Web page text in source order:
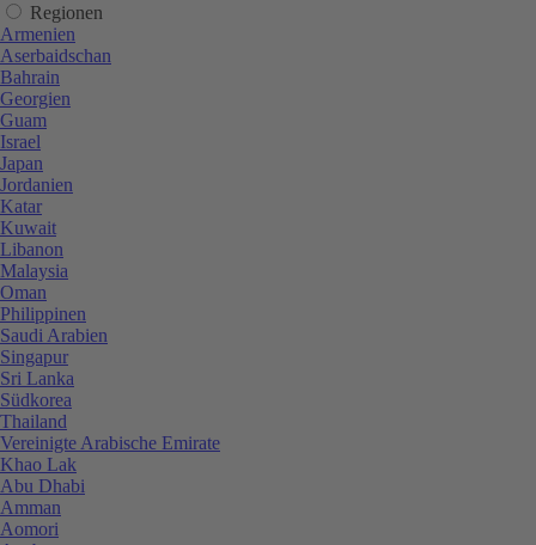
Regionen
Armenien
Aserbaidschan
Bahrain
Georgien
Guam
Israel
Japan
Jordanien
Katar
Kuwait
Libanon
Malaysia
Oman
Philippinen
Saudi Arabien
Singapur
Sri Lanka
Südkorea
Thailand
Vereinigte Arabische Emirate
Khao Lak
Abu Dhabi
Amman
Aomori